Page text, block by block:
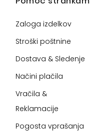
Zaloga izdelkov
Stroški poštnine
Dostava & Sledenje
Načini plačila
Vračila &
Reklamacije
Pogosta vprašanja